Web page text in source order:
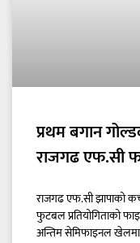
प्रथम बगान
राजगढ एफ.सी
राजगढ एफ.सी झापाको
फुटबल प्रतियोगिताको
अन्तिम सेमिफाइनल खेलमा